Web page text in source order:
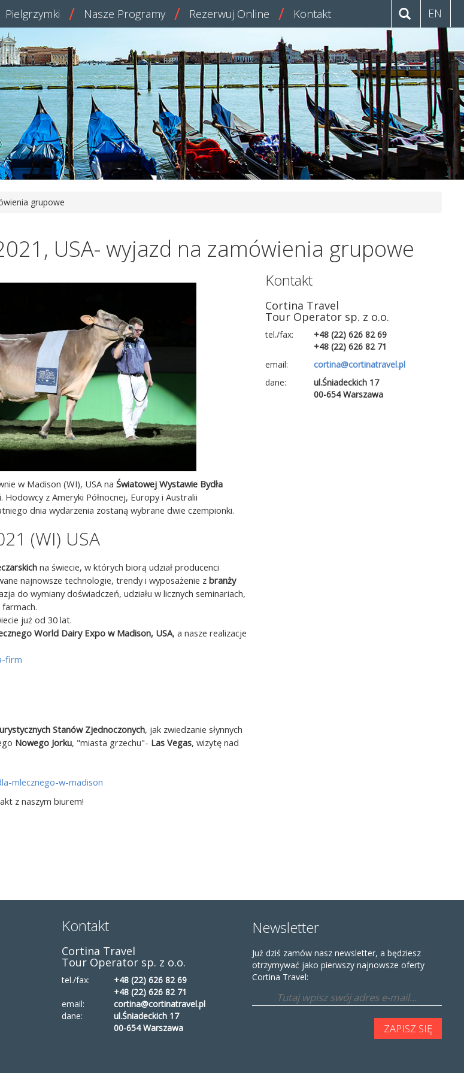
Pielgrzymki Nasze Programy Rezerwuj Online Kontakt EN
grupowe
USA- wyjazd na zamówienia grupowe
w Madison (WI), USA na Światowej Wystawie Bydła
z Ameryki Północnej, Europy i Australii
dnia wydarzenia zostaną wybrane dwie czempionki.
(WI) USA
na świecie, w których biorą udział producenci
najnowsze technologie, trendy i wyposażenie z branży
do wymiany doświadczeń, udziału w licznych seminariach,
już od 30 lat.
World Dairy Expo w Madison, USA, a nasze realizacje
firm
Stanów Zjednoczonych, jak zwiedzanie słynnych
Nowego Jorku, "miasta grzechu"- Las Vegas, wizytę nad
mlecznego-w-madison
z naszym biurem!
Kontakt
Cortina Travel
Tour Operator sp. z o.o.
tel./fax:
+48 (22) 626 82 69
+48 (22) 626 82 71
email:
cortina@cortinatravel.pl
dane:
ul.Śniadeckich 17
00-654 Warszawa
Kontakt
Cortina Travel
Tour Operator sp. z o.o.
tel./fax:
+48 (22) 626 82 69
+48 (22) 626 82 71
email:
cortina@cortinatravel.pl
dane:
ul.Śniadeckich 17
00-654 Warszawa
Newsletter
Już dziś zamów nasz newsletter, a będziesz
otrzymywać jako pierwszy najnowsze oferty
Cortina Travel: